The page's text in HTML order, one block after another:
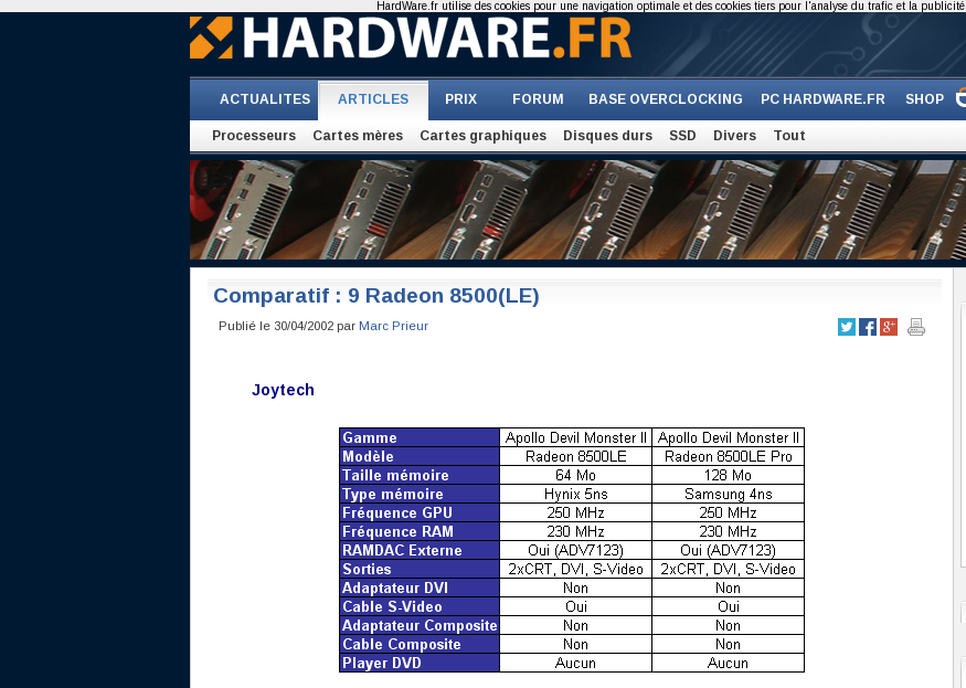
ACTUALITES ARTICLES PRIX FORUM BASE OVERCLOCKING PC HARDWARE.FR SHOP
Processeurs Cartes mères Cartes graphiques Disques durs SSD Divers Tout
Comparatif : 9 Radeon 8500(LE)
Publié le 30/04/2002 par Marc Prieur
Joytech
HardWare.fr utilise des cookies pour une navigation optimale et des cookies tiers pour l'analyse du trafic et la publicité